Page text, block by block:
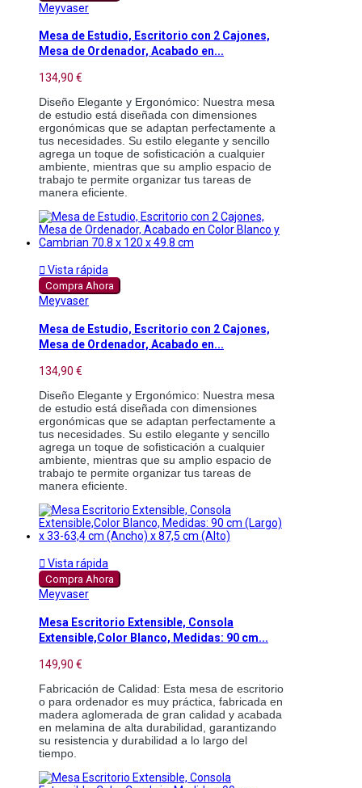
Meyvaser
Mesa de Estudio, Escritorio con 2 Cajones,
Mesa de Ordenador, Acabado en...
134,90 €
Diseño Elegante y Ergonómico: Nuestra mesa
de estudio está diseñada con dimensiones
ergonómicas que se adaptan perfectamente a
tus necesidades. Su estilo elegante y sencillo
agrega un toque de sofisticación a cualquier
ambiente, mientras que su amplio espacio de
trabajo te permite organizar tus tareas de
manera eficiente.
 Vista rápida
Compra Ahora
Meyvaser
Mesa de Estudio, Escritorio con 2 Cajones,
Mesa de Ordenador, Acabado en...
134,90 €
Diseño Elegante y Ergonómico: Nuestra mesa
de estudio está diseñada con dimensiones
ergonómicas que se adaptan perfectamente a
tus necesidades. Su estilo elegante y sencillo
agrega un toque de sofisticación a cualquier
ambiente, mientras que su amplio espacio de
trabajo te permite organizar tus tareas de
manera eficiente.
 Vista rápida
Compra Ahora
Meyvaser
Mesa Escritorio Extensible, Consola
Extensible,Color Blanco, Medidas: 90 cm...
149,90 €
Fabricación de Calidad: Esta mesa de escritorio
o para ordenador es muy práctica, fabricada en
madera aglomerada de gran calidad y acabada
en melamina de alta durabilidad, garantizando
su resistencia y durabilidad a lo largo del
tiempo.